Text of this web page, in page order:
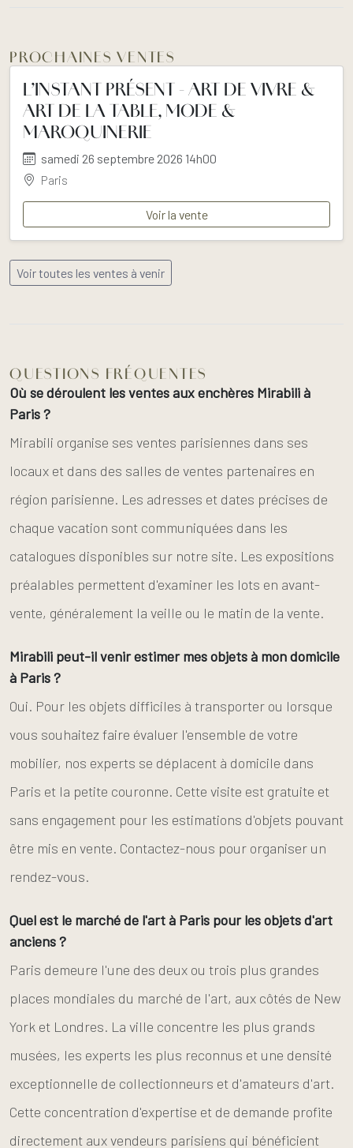
PROCHAINES VENTES
L’INSTANT PRÉSENT - ART DE VIVRE &
ART DE LA TABLE, MODE &
MAROQUINERIE
samedi 26 septembre 2026 14h00
Paris
Voir la vente
Voir toutes les ventes à venir
QUESTIONS FRÉQUENTES
Où se déroulent les ventes aux enchères Mirabili à
Paris ?
Mirabili organise ses ventes parisiennes dans ses
locaux et dans des salles de ventes partenaires en
région parisienne. Les adresses et dates précises de
chaque vacation sont communiquées dans les
catalogues disponibles sur notre site. Les expositions
préalables permettent d'examiner les lots en avant-
vente, généralement la veille ou le matin de la vente.
Mirabili peut-il venir estimer mes objets à mon domicile
à Paris ?
Oui. Pour les objets difficiles à transporter ou lorsque
vous souhaitez faire évaluer l'ensemble de votre
mobilier, nos experts se déplacent à domicile dans
Paris et la petite couronne. Cette visite est gratuite et
sans engagement pour les estimations d'objets pouvant
être mis en vente. Contactez-nous pour organiser un
rendez-vous.
Quel est le marché de l'art à Paris pour les objets d'art
anciens ?
Paris demeure l'une des deux ou trois plus grandes
places mondiales du marché de l'art, aux côtés de New
York et Londres. La ville concentre les plus grands
musées, les experts les plus reconnus et une densité
exceptionnelle de collectionneurs et d'amateurs d'art.
Cette concentration d'expertise et de demande profite
directement aux vendeurs parisiens qui bénéficient